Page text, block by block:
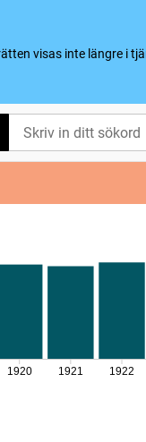
visas inte längre i
1920 1921 1922